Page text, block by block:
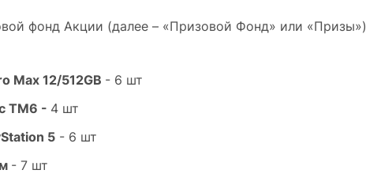
фонд Акции (далее – «Призовой Фонд» или «Призы»)
Max 12/512GB - 6 шт
ТМ6 - 4 шт
5 - 6 шт
- 7 шт